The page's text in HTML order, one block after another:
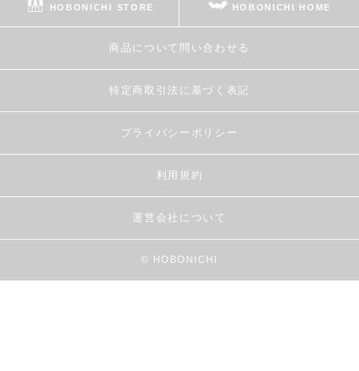
HOBONICHI STORE HOBONICHI HOME
商品について問い合わせる
特定商取引法に基づく表記
プライバシーポリシー
利用規約
運営会社について
© HOBONICHI